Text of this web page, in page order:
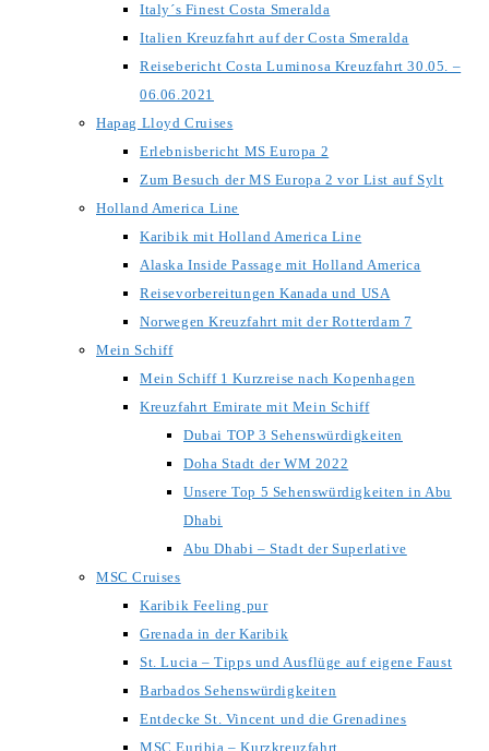
Italy´s Finest Costa Smeralda
Italien Kreuzfahrt auf der Costa Smeralda
Reisebericht Costa Luminosa Kreuzfahrt 30.05. –
06.06.2021
Hapag Lloyd Cruises
Erlebnisbericht MS Europa 2
Zum Besuch der MS Europa 2 vor List auf Sylt
Holland America Line
Karibik mit Holland America Line
Alaska Inside Passage mit Holland America
Reisevorbereitungen Kanada und USA
Norwegen Kreuzfahrt mit der Rotterdam 7
Mein Schiff
Mein Schiff 1 Kurzreise nach Kopenhagen
Kreuzfahrt Emirate mit Mein Schiff
Dubai TOP 3 Sehenswürdigkeiten
Doha Stadt der WM 2022
Unsere Top 5 Sehenswürdigkeiten in Abu
Dhabi
Abu Dhabi – Stadt der Superlative
MSC Cruises
Karibik Feeling pur
Grenada in der Karibik
St. Lucia – Tipps und Ausflüge auf eigene Faust
Barbados Sehenswürdigkeiten
Entdecke St. Vincent und die Grenadines
MSC Euribia – Kurzkreuzfahrt